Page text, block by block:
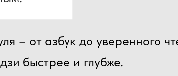
– от азбук до уверенного
быстрее и глубже.